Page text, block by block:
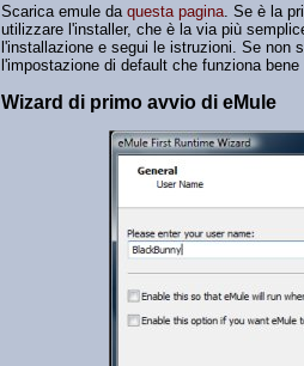
Scarica emule da questa pagina. Se è la
utilizzare l'installer, che è la via più
l'installazione e segui le istruzioni. Se non
l'impostazione di default che funziona
Wizard di primo avvio di eMule